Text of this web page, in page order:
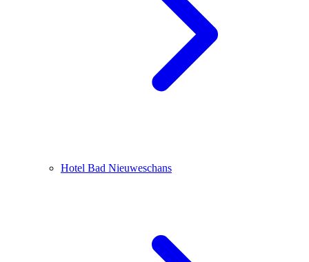
Hotel Bad Nieuweschans